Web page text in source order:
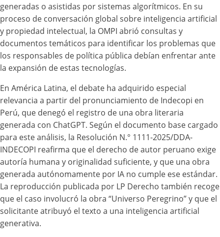
generadas o asistidas por sistemas algorítmicos. En su
proceso de conversación global sobre inteligencia artificial
y propiedad intelectual, la OMPI abrió consultas y
documentos temáticos para identificar los problemas que
los responsables de política pública debían enfrentar ante
la expansión de estas tecnologías.
En América Latina, el debate ha adquirido especial
relevancia a partir del pronunciamiento de Indecopi en
Perú, que denegó el registro de una obra literaria
generada con ChatGPT. Según el documento base cargado
para este análisis, la Resolución N.° 1111-2025/DDA-
INDECOPI reafirma que el derecho de autor peruano exige
autoría humana y originalidad suficiente, y que una obra
generada autónomamente por IA no cumple ese estándar.
La reproducción publicada por LP Derecho también recoge
que el caso involucró la obra “Universo Peregrino” y que el
solicitante atribuyó el texto a una inteligencia artificial
generativa.